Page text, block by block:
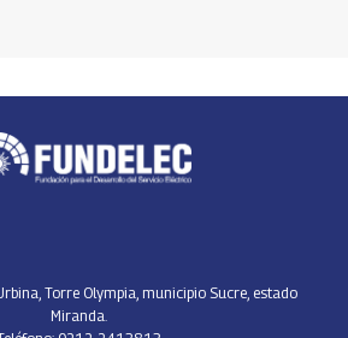
Torre Olympia, municipio Sucre, estado
Miranda.